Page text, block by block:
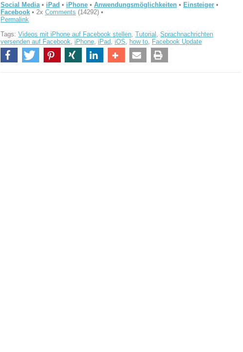
Social Media • iPad • iPhone • Anwendungsmöglichkeiten • Einsteiger •
Facebook • 2x Comments (14292) •
Permalink
Tags: Videos mit iPhone auf Facebook stellen Tutorial Sprachnachrichten
versenden auf Facebook iPhone iPad iOS how to Facebook Update